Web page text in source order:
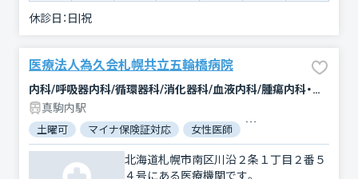
休診日： 日|祝
医療法人為久会札幌共立五輪橋病院
内科/呼吸器内科/循環器科/消化器科/血液内科/腫瘍内科・外科/糖尿病内科/腎臓内科・外科/アレルギー科/呼吸器外科/乳腺外科
真駒内駅
土曜可 マイナ保険証対応 女性医師
北海道札幌市南区川沿２条１丁目２番５
４号にある医療機関です。